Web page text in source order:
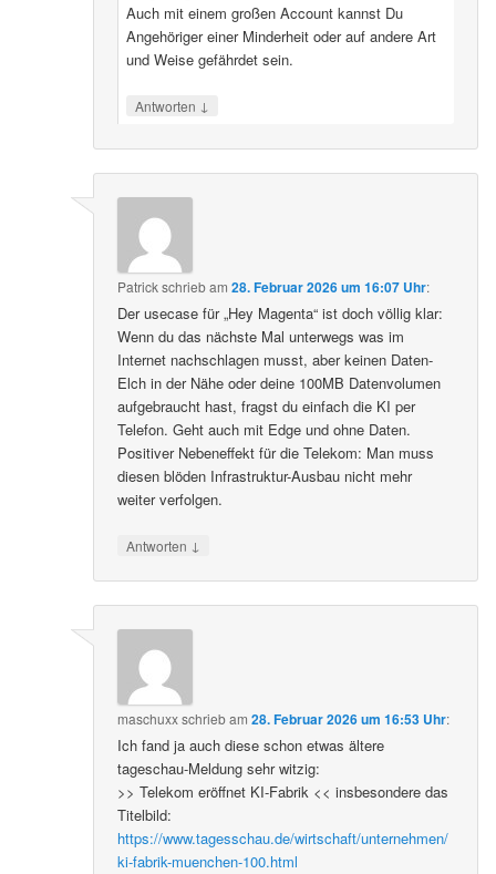
Auch mit einem großen Account kannst Du
Angehöriger einer Minderheit oder auf andere Art
und Weise gefährdet sein.
Antworten ↓
Patrickschriebam28. Februar 2026 um 16:07 Uhr:
Der usecase für „Hey Magenta“ ist doch völlig klar:
Wenn du das nächste Mal unterwegs was im
Internet nachschlagen musst, aber keinen Daten-
Elch in der Nähe oder deine 100MB Datenvolumen
aufgebraucht hast, fragst du einfach die KI per
Telefon. Geht auch mit Edge und ohne Daten.
Positiver Nebeneffekt für die Telekom: Man muss
diesen blöden Infrastruktur-Ausbau nicht mehr
weiter verfolgen.
Antworten ↓
maschuxxschriebam28. Februar 2026 um 16:53 Uhr:
Ich fand ja auch diese schon etwas ältere
tageschau-Meldung sehr witzig:
>> Telekom eröffnet KI-Fabrik << insbesondere das
Titelbild:
https://www.tagesschau.de/wirtschaft/unternehmen/
ki-fabrik-muenchen-100.html